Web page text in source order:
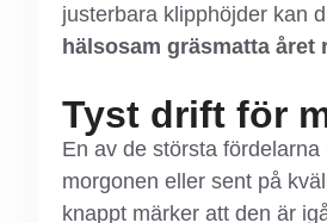
justerbara klipphöjder kan
hälsosam gräsmatta året
Tyst drift för
En av de största
morgonen eller sent på
knappt märker att den är